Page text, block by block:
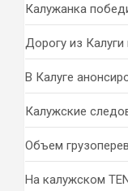
Калужанка
Дорогу из
В Калуге
Калужские
Объем
На калужском